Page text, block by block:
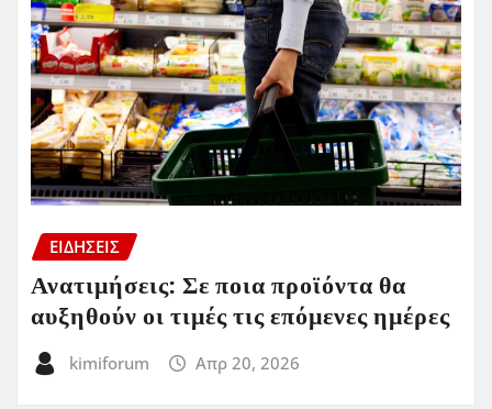
ΕΙΔΗΣΕΙΣ
Ανατιμήσεις: Σε ποια προϊόντα θα
αυξηθούν οι τιμές τις επόμενες ημέρες
kimiforum Απρ 20, 2026